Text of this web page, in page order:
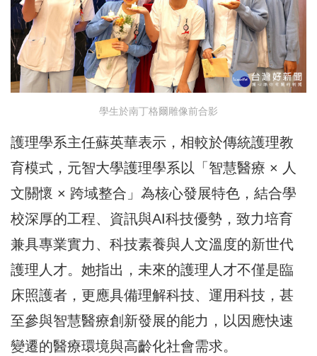
學生於南丁格爾雕像前合影
護理學系主任蘇英華表示，相較於傳統護理教
育模式，元智大學護理學系以「智慧醫療 × 人
文關懷 × 跨域整合」為核心發展特色，結合學
校深厚的工程、資訊與AI科技優勢，致力培育
兼具專業實力、科技素養與人文溫度的新世代
護理人才。她指出，未來的護理人才不僅是臨
床照護者，更應具備理解科技、運用科技，甚
至參與智慧醫療創新發展的能力，以因應快速
變遷的醫療環境與高齡化社會需求。